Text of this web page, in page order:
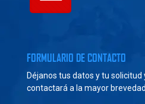
FORMULARIO DE CONTACTO
Déjanos tus datos y tu
contactará a la mayor brevedad.